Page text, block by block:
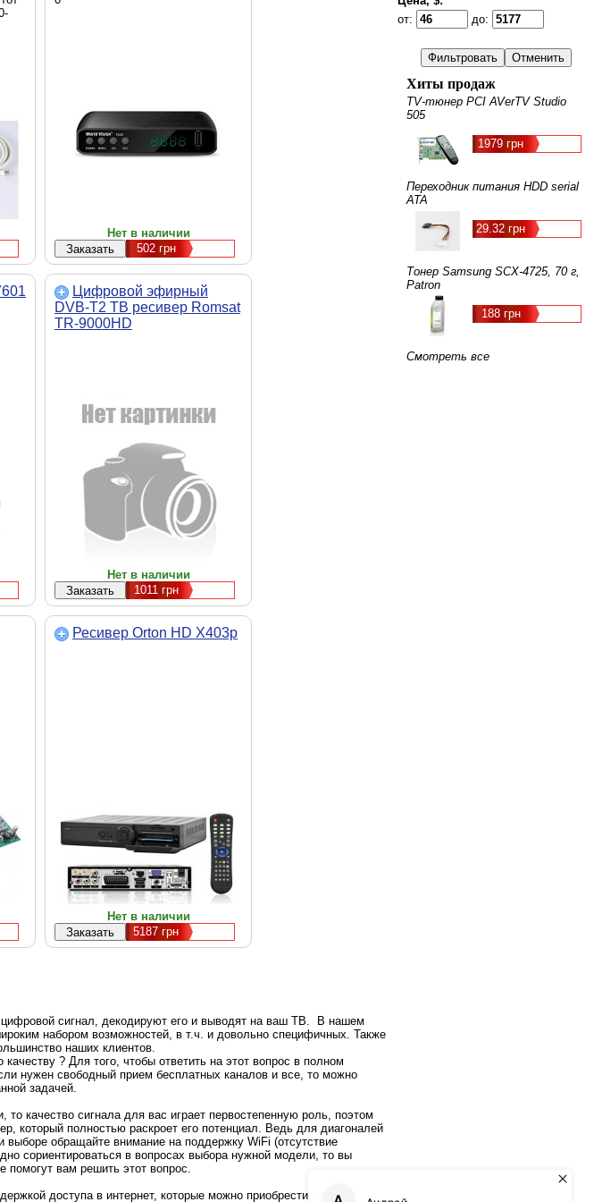
Нет в наличии
502грн
Цифровой эфирный
DVB-T2 ТВ ресивер Romsat
TR-9000HD
Нет в наличии
1011грн
Ресивер Orton HD X403p
Нет в наличии
5187 грн
цифровой сигнал, декодируют его и выводят на ваш ТВ. В нашем
набором возможностей, в т.ч. и довольно специфичных. Также
наших клиентов.
? Для того, чтобы ответить на этот вопрос в полном
нужен свободный прием бесплатных каналов и все, то можно
задачей.
качество сигнала для вас играет первостепенную роль, поэтом
который полностью раскроет его потенциал. Ведь для диагоналей
обращайте внимание на поддержку WiFi (отсутствие
сориентироваться в вопросах выбора нужной модели, то вы
помогут вам решить этот вопрос.
доступа в интернет, которые можно приобрести в кредит
от:
до:
Хиты продаж
TV-тюнер PCI AVerTV Studio
505
1979 грн
Переходник питания HDD serial
ATA
29.32 грн
Тонер Samsung SCX-4725, 70 г,
Patron
188 грн
Смотреть все